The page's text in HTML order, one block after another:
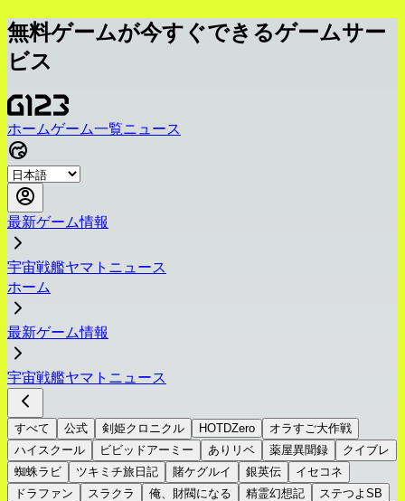
無料ゲームが今すぐできるゲームサー
ビス
ホームゲーム一覧ニュース
最新ゲーム情報
宇宙戦艦ヤマトニュース
ホーム
最新ゲーム情報
宇宙戦艦ヤマトニュース
すべて 公式 剣姫クロニクル HOTDZero
オラすご大作戦
ハイスクール
ビビッドアーミー ありリベ 薬屋異聞録
クイブレ
蜘蛛ラビ
ツキミチ旅日記 賭ケグルイ 銀英伝
イセコネ
ドラファン
スラクラ 俺、財閥になる 精霊幻想記
ステつよSB